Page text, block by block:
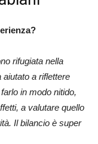
rifugiata nella
a riflettere
in modo nitido,
a valutare quello
Il bilancio è super